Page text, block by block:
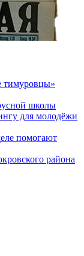
тимуровцы»
школы
для молодёжи
помогают
района